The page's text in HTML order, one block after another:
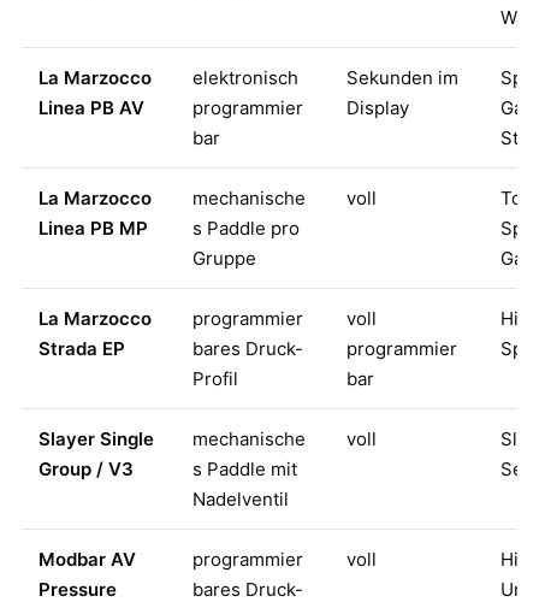
La Marzocco
Linea PB AV
elektronisch
programmier
bar
Sekunden im
Display
La Marzocco
Linea PB MP
mechanische
s Paddle pro
Gruppe
voll
La Marzocco
Strada EP
programmier
bares Druck-
Profil
voll
programmier
bar
Slayer Single
Group / V3
mechanische
s Paddle mit
Nadelventil
voll
Modbar AV
Pressure
programmier
bares Druck-
voll